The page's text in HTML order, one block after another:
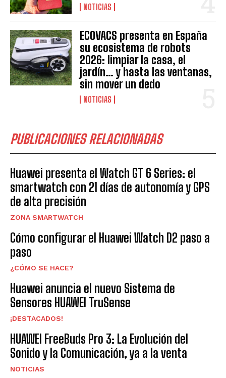
NOTICIAS
ECOVACS presenta en España
su ecosistema de robots
2026: limpiar la casa, el
jardín… y hasta las ventanas,
sin mover un dedo
NOTICIAS
PUBLICACIONES RELACIONADAS
Huawei presenta el Watch GT 6 Series: el
smartwatch con 21 días de autonomía y GPS
de alta precisión
ZONA SMARTWATCH
Cómo configurar el Huawei Watch D2 paso a
paso
¿CÓMO SE HACE?
Huawei anuncia el nuevo Sistema de
Sensores HUAWEI TruSense
¡DESTACADOS!
HUAWEI FreeBuds Pro 3: La Evolución del
Sonido y la Comunicación, ya a la venta
NOTICIAS